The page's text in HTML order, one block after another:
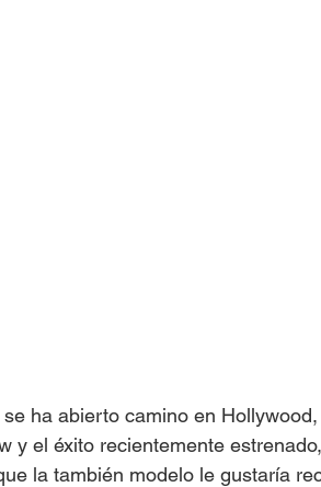
ha abierto camino en
y el éxito recientemente
la también modelo le gustaría